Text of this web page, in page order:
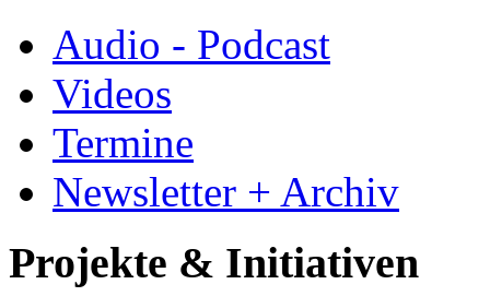
Audio - Podcast
Videos
Termine
Newsletter + Archiv
Projekte & Initiativen